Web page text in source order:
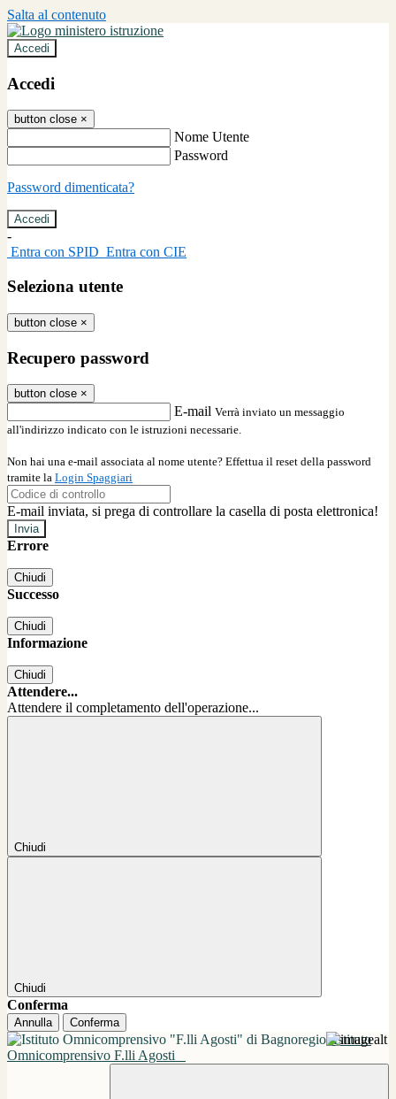
Salta al contenuto
Accedi
Accedi
button close ×
Nome Utente
Password
Password dimenticata?
-
Entra con SPID Entra con CIE
Seleziona utente
button close ×
Recupero password
button close ×
E-mail Verrà inviato un messaggio
all'indirizzo indicato con le istruzioni necessarie.
Non hai una e-mail associata al nome utente? Effettua il reset della password
tramite la Login Spaggiari
E-mail inviata, si prega di controllare la casella di posta elettronica!
Errore
Chiudi
Successo
Chiudi
Informazione
Chiudi
Attendere...
Attendere il completamento dell'operazione...
Chiudi
Chiudi
Conferma
Annulla Conferma
Istituto
Omnicomprensivo F.lli Agosti